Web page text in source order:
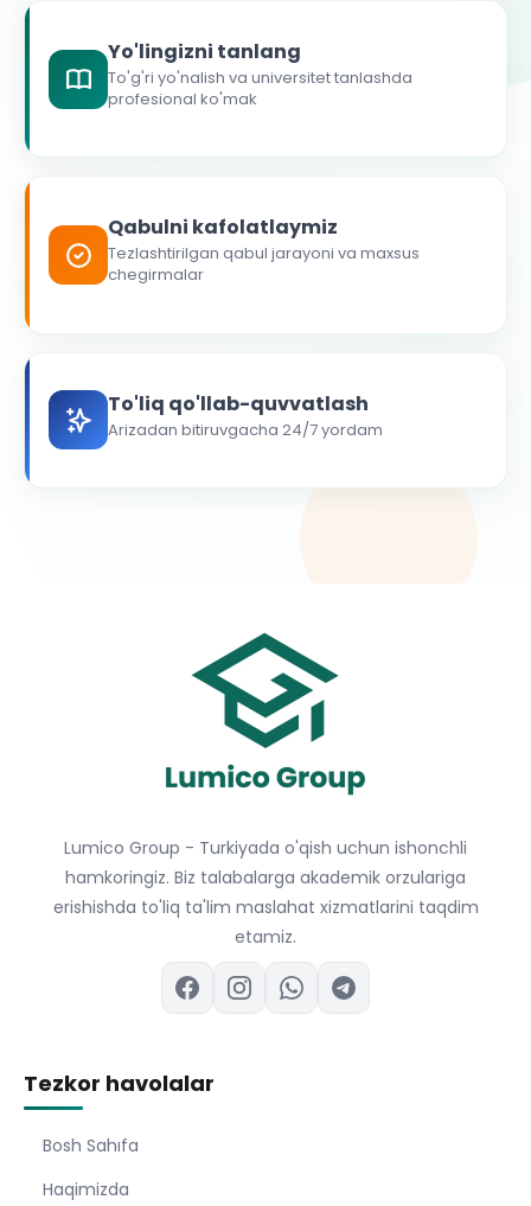
Yo'lingizni tanlang
To'g'ri yo'nalish va universitet tanlashda
profesional ko'mak
Qabulni kafolatlaymiz
Tezlashtirilgan qabul jarayoni va maxsus
chegirmalar
To'liq qo'llab-quvvatlash
Arizadan bitiruvgacha 24/7 yordam
Lumico Group - Turkiyada o'qish uchun ishonchli
hamkoringiz. Biz talabalarga akademik orzulariga
erishishda to'liq ta'lim maslahat xizmatlarini taqdim
etamiz.
Tezkor havolalar
Bosh Sahıfa
Haqimizda